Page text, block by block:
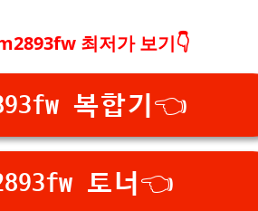
최저가 보기👇
복합기👈
토너👈